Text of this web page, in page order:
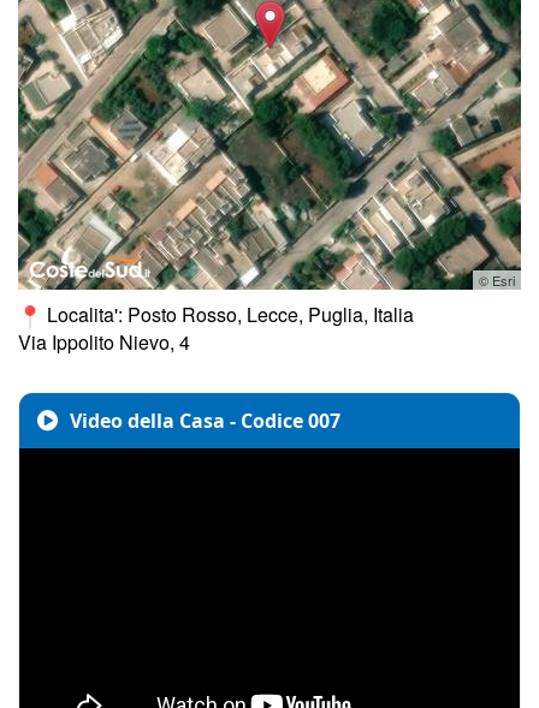
© Esri
Localita': Posto Rosso, Lecce, Puglia, Italia
Via Ippolito Nievo, 4
Video della Casa - Codice 007